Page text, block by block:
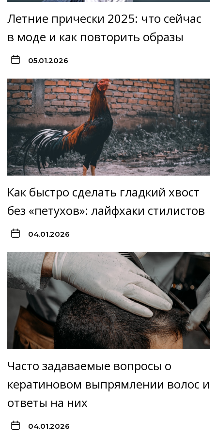
Летние прически 2025: что сейчас
в моде и как повторить образы
05.01.2026
Как быстро сделать гладкий хвост
без «петухов»: лайфхаки стилистов
04.01.2026
Часто задаваемые вопросы о
кератиновом выпрямлении волос и
ответы на них
04.01.2026